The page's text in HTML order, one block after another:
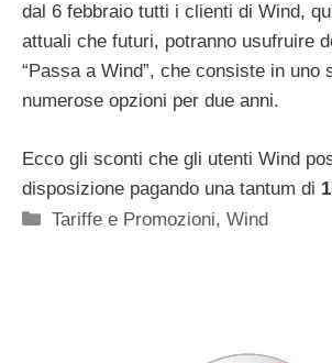
dal 6 febbraio tutti i clienti di Wind,
attuali che futuri, potranno usufruire
“Passa a Wind”, che consiste in uno
numerose opzioni per due anni.
Ecco gli sconti che gli utenti Wind
disposizione pagando una tantum di
Categorie
Tariffe e Promozioni,Wind